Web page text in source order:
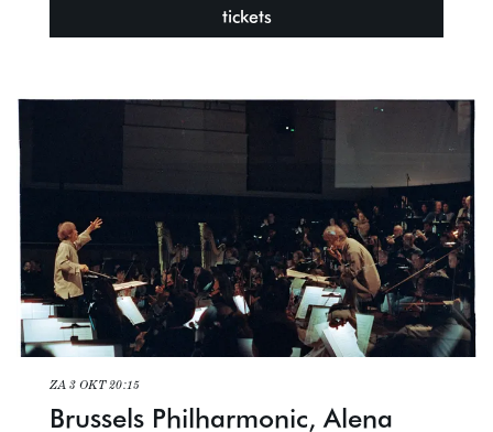
tickets
Brussels Philharmonic, Alena
ZA 3 OKT20:15